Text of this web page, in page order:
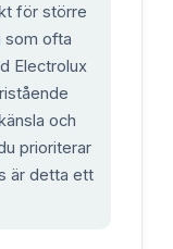
för större
som ofta
Electrolux
och
prioriterar
är detta ett